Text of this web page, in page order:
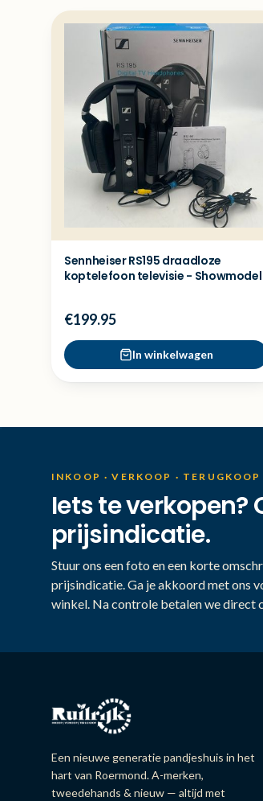
Sennheiser RS195 draadloze
koptelefoon televisie - Showmodel
€199.95
In winkelwagen
INKOOP · VERKOOP · TERUGKOOP
Iets te verkopen?
prijsindicatie.
Stuur ons een foto en een korte
prijsindicatie. Ga je akkoord met ons
winkel. Na controle betalen we direct
Een nieuwe generatie pandjeshuis in het
hart van Roermond. A-merken,
tweedehands & nieuw — altijd met